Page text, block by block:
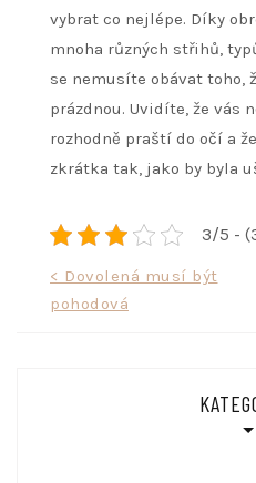
vybrat co nejlépe. Díky
mnoha různých střihů,
se nemusíte obávat toho,
prázdnou. Uvidíte, že vás
rozhodně praští do očí a
zkrátka tak, jako by byla
3/5 -
Navigace< Dovolená musí být
pohodová